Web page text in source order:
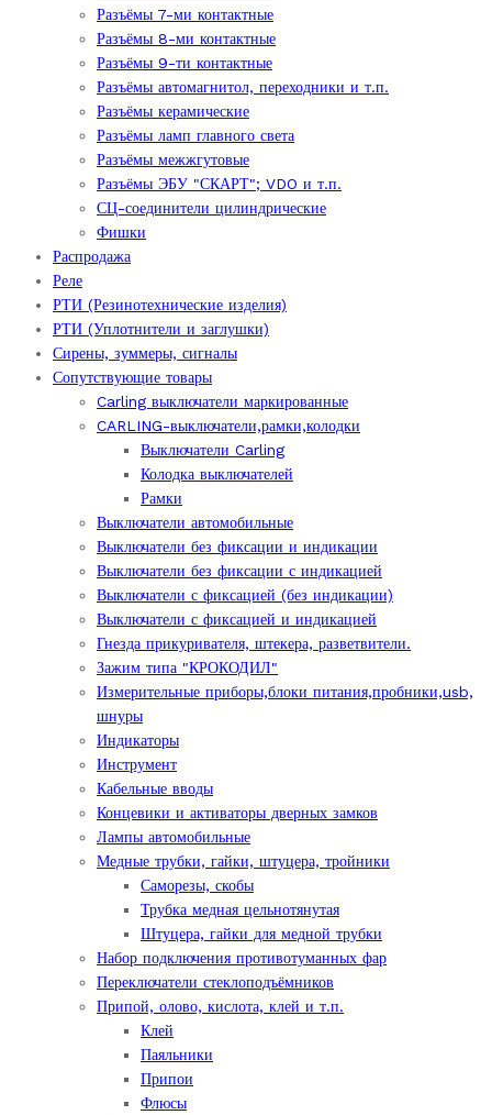
Разъёмы 7-ми контактные
Разъёмы 8-ми контактные
Разъёмы 9-ти контактные
Разъёмы автомагнитол, переходники и т.п.
Разъёмы керамические
Разъёмы ламп главного света
Разъёмы межжгутовые
Разъёмы ЭБУ "СКАРТ"; VDO и т.п.
СЦ-соединители цилиндрические
Фишки
Распродажа
Реле
РТИ (Резинотехнические изделия)
РТИ (Уплотнители и заглушки)
Сирены, зуммеры, сигналы
Сопутствующие товары
Carling выключатели маркированные
CARLING-выключатели,рамки,колодки
Выключатели Carling
Колодка выключателей
Рамки
Выключатели автомобильные
Выключатели без фиксации и индикации
Выключатели без фиксации с индикацией
Выключатели с фиксацией (без индикации)
Выключатели с фиксацией и индикацией
Гнезда прикуривателя, штекера, разветвители.
Зажим типа "КРОКОДИЛ"
Измерительные приборы,блоки питания,пробники,usb,
шнуры
Индикаторы
Инструмент
Кабельные вводы
Концевики и активаторы дверных замков
Лампы автомобильные
Медные трубки, гайки, штуцера, тройники
Саморезы, скобы
Трубка медная цельнотянутая
Штуцера, гайки для медной трубки
Набор подключения противотуманных фар
Переключатели стеклоподъёмников
Припой, олово, кислота, клей и т.п.
Клей
Паяльники
Припои
Флюсы